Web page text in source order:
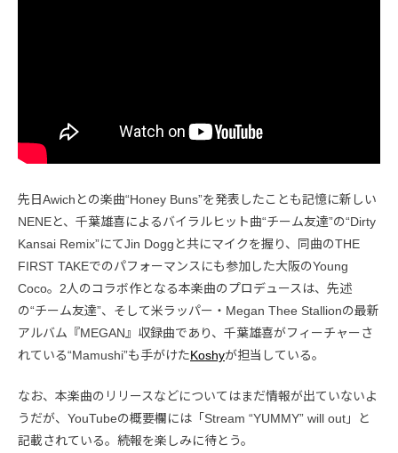
先日Awichとの楽曲“Honey Buns”を発表したことも記憶に新しい
NENEと、千葉雄喜によるバイラルヒット曲“チーム友達”の“Dirty
Kansai Remix”にてJin Doggと共にマイクを握り、同曲のTHE
FIRST TAKEでのパフォーマンスにも参加した大阪のYoung
Coco。2人のコラボ作となる本楽曲のプロデュースは、先述
の“チーム友達”、そして米ラッパー・Megan Thee Stallionの最新
アルバム『MEGAN』収録曲であり、千葉雄喜がフィーチャーさ
れている“Mamushi”も手がけたKoshyが担当している。
なお、本楽曲のリリースなどについてはまだ情報が出ていないよ
うだが、YouTubeの概要欄には「Stream “YUMMY” will out」と
記載されている。続報を楽しみに待とう。